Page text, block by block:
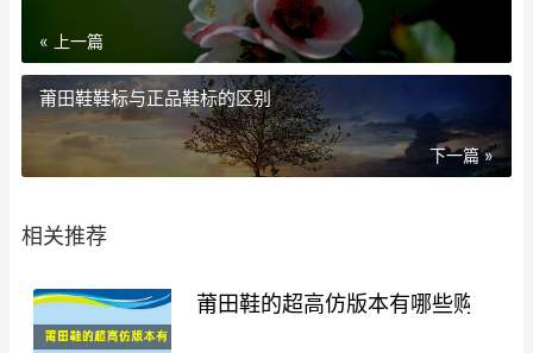
« 上一篇
莆田鞋鞋标与正品鞋标的区别
下一篇 »
相关推荐
莆田鞋的超高仿版本有哪些购买途